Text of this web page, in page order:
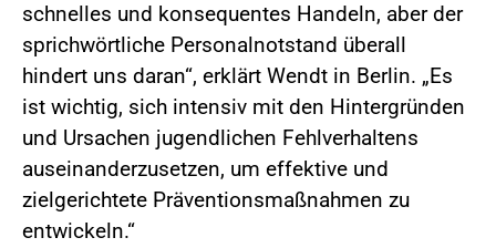
schnelles und konsequentes Handeln, aber der
sprichwörtliche Personalnotstand überall
hindert uns daran“, erklärt Wendt in Berlin. „Es
ist wichtig, sich intensiv mit den Hintergründen
und Ursachen jugendlichen Fehlverhaltens
auseinanderzusetzen, um effektive und
zielgerichtete Präventionsmaßnahmen zu
entwickeln.“